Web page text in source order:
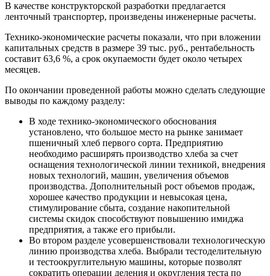
В качестве конструкторской разработки предлагается
ленточный транспортер, произведены инженерные расчеты.
Технико-экономические расчеты показали, что при вложении
капитальных средств в размере 39 тыс. руб., рентабельность
составит 63,6 %, а срок окупаемости будет около четырех
месяцев.
По окончании проведенной работы можно сделать следующие
выводы по каждому разделу:
В ходе технико-экономического обоснования
установлено, что большое место на рынке занимает
пшеничный хлеб первого сорта. Предприятию
необходимо расширять производство хлеба за счет
оснащения технологической линии техникой, внедрения
новых технологий, машин, увеличения объемов
производства. Дополнительный рост объемов продаж,
хорошее качество продукции и невысокая цена,
стимулирование сбыта, создание накопительной
системы скидок способствуют повышению имиджа
предприятия, а также его прибыли.
Во втором разделе усовершенствовали технологическую
линию производства хлеба. Выбрали тестоделительную
и тестоокруглительную машины, которые позволят
сократить операции деления и округления теста по